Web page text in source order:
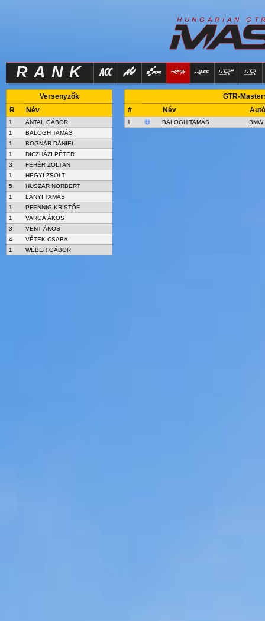
H U N G A R I A N G T
RANK
Versenyzők
R
Név
1
ANTAL GÁBOR
1
BALOGH TAMÁS
1
BOGNÁR DÁNIEL
1
DICZHÁZI PÉTER
3
FEHÉR ZOLTÁN
1
HEGYI ZSOLT
5
HUSZAR NORBERT
1
LÁNYI TAMÁS
1
PFENNIG KRISTÓF
1
VARGA ÁKOS
3
VENT ÁKOS
4
VÉTEK CSABA
1
WÉBER GÁBOR
GTR-
#
Név Autó
1 BALOGH TAMÁS